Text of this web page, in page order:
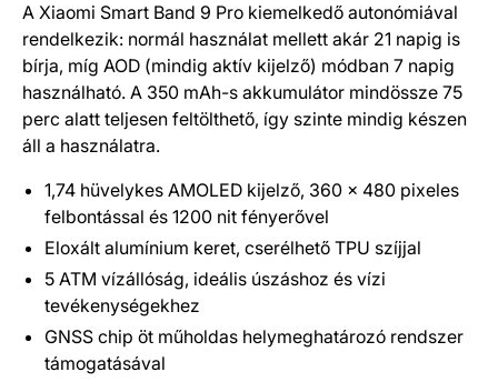
A Xiaomi Smart Band 9 Pro kiemelkedő autonómiával
rendelkezik: normál használat mellett akár 21 napig is
bírja, míg AOD (mindig aktív kijelző) módban 7 napig
használható. A 350 mAh-s akkumulátor mindössze 75
perc alatt teljesen feltölthető, így szinte mindig készen
áll a használatra.
1,74 hüvelykes AMOLED kijelző, 360 x 480 pixeles
felbontással és 1200 nit fényerővel
Eloxált alumínium keret, cserélhető TPU szíjjal
5 ATM vízállóság, ideális úszáshoz és vízi
tevékenységekhez
GNSS chip öt műholdas helymeghatározó rendszer
támogatásával